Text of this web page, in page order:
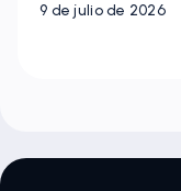
9 de julio de 2026